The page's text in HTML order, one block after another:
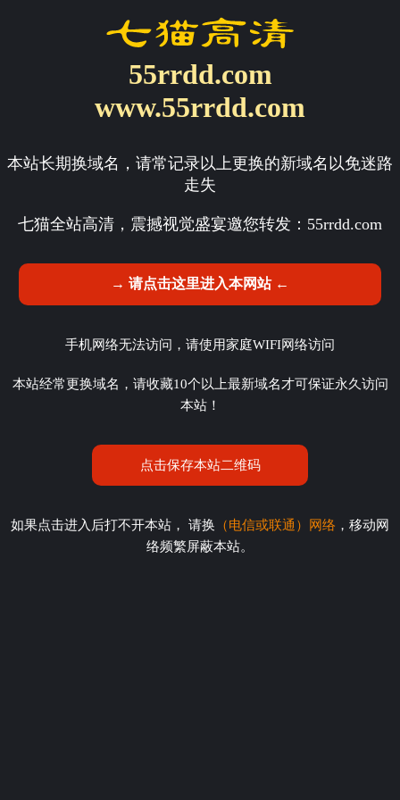
55rrdd.com
www.55rrdd.com
本站长期换域名，请常记录以上更换的新域名以免迷路
走失
七猫全站高清，震撼视觉盛宴邀您转发： 55rrdd.com
→ 请点击这里进入本网站 ←
手机网络无法访问，请使用家庭WIFI网络访问
本站经常更换域名，请收藏10个以上最新域名才可保证永久访问
本站！
点击保存本站二维码
如果点击进入后打不开本站， 请换 （电信或联通）网络 ，移动网
络频繁屏蔽本站。